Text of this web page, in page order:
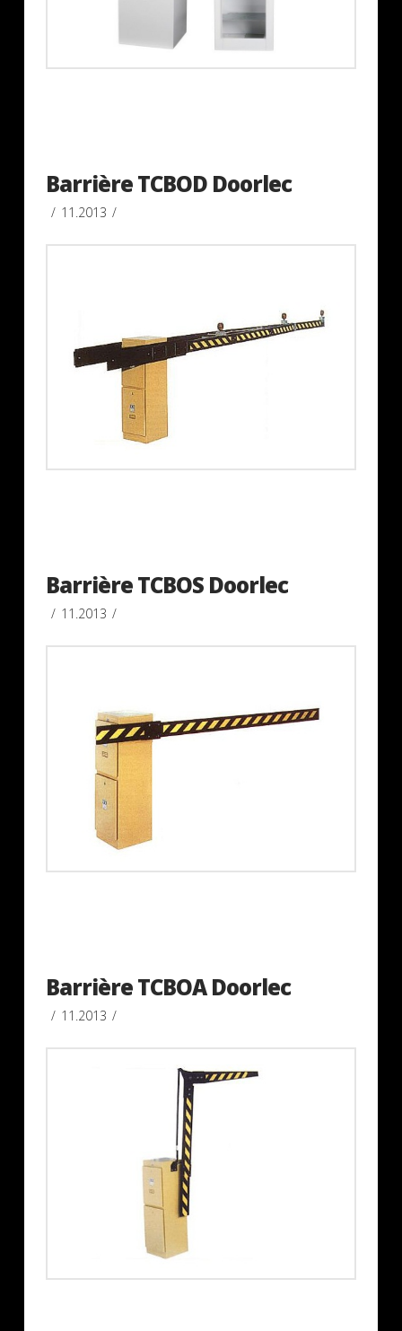
Barrière TCBOD Doorlec
11.2013
Barrière TCBOS Doorlec
11.2013
Barrière TCBOA Doorlec
11.2013